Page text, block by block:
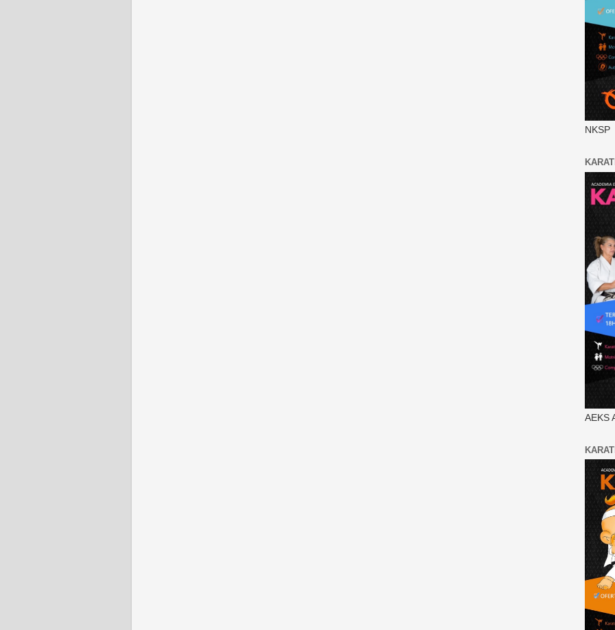
NKSP
AEKS